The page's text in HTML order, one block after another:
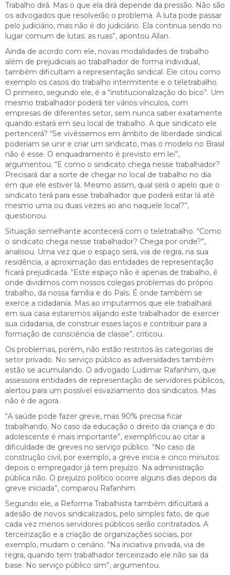
Trabalho dirá. Mas o que ela dirá depende da pressão. Não são
os advogados que resolverão o problema. A luta pode passar
pelo judiciário, mas não é do judiciário. Ela continua sendo no
lugar comum de lutas: as ruas”, apontou Allan.
Ainda de acordo com ele, novas modalidades de trabalho
além de prejudiciais ao trabalhador de forma individual,
também dificultam a representação sindical. Ele citou como
exemplo os casos do trabalho intermitente e o teletrabalho.
O primeiro, segundo ele, é a “institucionalização do bico”. Um
mesmo trabalhador poderá ter vários vínculos, com
empresas de diferentes setor, sem nunca saber exatamente
quando estará em seu local de trabalho. A que sindicato ele
pertencerá? “Se vivêssemos em âmbito de liberdade sindical
poderiam se unir e criar um sindicato, mas o modelo no Brasil
não é esse. O enquadramento é previsto em lei”,
argumentou. “E como o sindicato chega nesse trabalhador?
Precisará dar a sorte de chegar no local de trabalho no dia
em que ele estiver lá. Mesmo assim, qual será o apelo que o
sindicato terá para esse trabalhador que poderá estar lá até
mesmo uma ou duas vezes ao ano naquele local?”,
questionou.
Situação semelhante acontecerá com o teletrabalho. “Como
o sindicato chega nesse trabalhador? Chega por onde?”,
analisou. Uma vez que o espaço será, via de regra, na sua
residência, a aproximação das entidades de representação
ficará prejudicada. “Este espaço não é apenas de trabalho, é
onde dividimos com nossos colegas problemas do próprio
trabalho, da nossa família e do País. É onde também se
exerce a cidadania. Mas ao imputarmos que ele trabalhará
em sua casa estaremos alijando este trabalhador de exercer
sua cidadania, de construir esses laços e contribuir para a
formação de consciência de classe”, criticou.
Os problemas, porém, não estão restritos às categorias de
setor privado. No serviço público as adversidades também
estão se acumulando. O advogado Ludimar Rafanhim, que
assessora entidades de representação de servidores públicos,
alertou para um possível esvaziamento dos sindicatos. Mas
não é de agora.
“A saúde pode fazer greve, mas 90% precisa ficar
trabalhando. No caso da educação o direito da criança e do
adolescente é mais importante”, exemplificou ao citar a
dificuldade de greves no serviço público. “No caso da
construção civil, por exemplo, a greve inicia e cinco minutos
depois o empregador já tem prejuízo. Na administração
pública não. O prejuízo político ocorre alguns dias depois da
greve iniciada”, comparou Rafanhim.
Segundo ele, a Reforma Trabalhista também dificultará a
adesão de novos sindicalizados, pelo simples fato, de que
cada vez menos servidores públicos serão contratados. A
terceirização e a criação de organizações sociais, por
exemplo, mudam o cenário. “Na iniciativa privada, via de
regra, quando tem trabalhador terceirizado ele não sai da
base. No serviço público sim”, argumentou.